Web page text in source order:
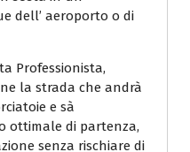
dell’ aeroporto o di
Professionista,
la strada che andrà
e sà
ottimale di partenza,
senza rischiare di